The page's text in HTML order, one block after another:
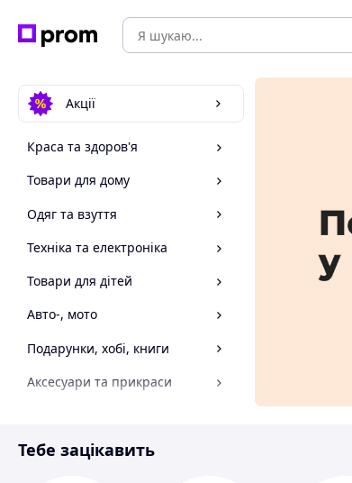
Акції
Краса та здоров'я
Товари для дому
Одяг та взуття
Техніка та електроніка
Товари для дітей
Авто-, мото
Подарунки, хобі, книги
Аксесуари та прикраси
Спорт і відпочинок
Тебе зацікавить